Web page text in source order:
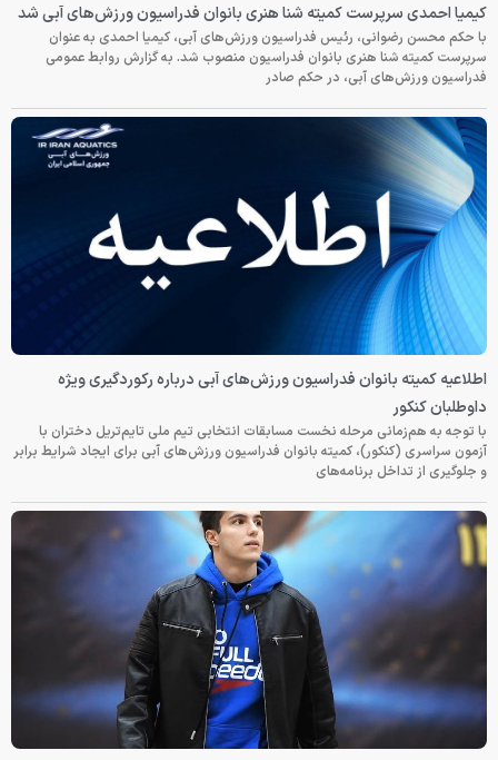
کیمیا احمدی سرپرست کمیته شنا هنری بانوان فدراسیون ورزش‌های آبی شد
با حکم محسن رضوانی، رئیس فدراسیون ورزش‌های آبی، کیمیا احمدی به عنوان
سرپرست کمیته شنا هنری بانوان فدراسیون منصوب شد. به گزارش روابط عمومی
فدراسیون ورزش‌های آبی، در حکم صادر
اطلاعیه کمیته بانوان فدراسیون ورزش‌های آبی درباره رکوردگیری ویژه
داوطلبان کنکور
با توجه به هم‌زمانی مرحله نخست مسابقات انتخابی تیم ملی تایم‌تریل دختران با
آزمون سراسری (کنکور)، کمیته بانوان فدراسیون ورزش‌های آبی برای ایجاد شرایط برابر
و جلوگیری از تداخل برنامه‌های